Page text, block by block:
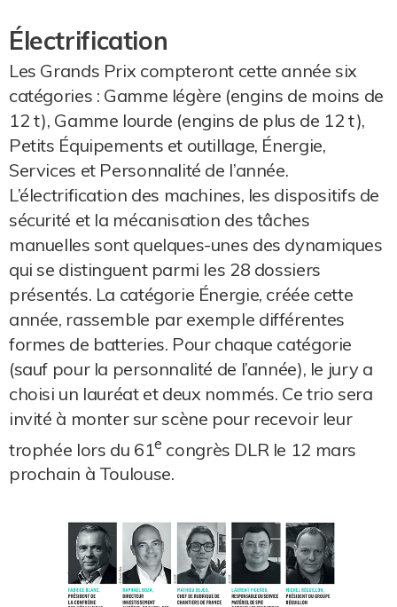
Électrification
Les Grands Prix compteront cette année six
catégories : Gamme légère (engins de moins de
12 t), Gamme lourde (engins de plus de 12 t),
Petits Équipements et outillage, Énergie,
Services et Personnalité de l’année.
L’électrification des machines, les dispositifs de
sécurité et la mécanisation des tâches
manuelles sont quelques-unes des dynamiques
qui se distinguent parmi les 28 dossiers
présentés. La catégorie Énergie, créée cette
année, rassemble par exemple différentes
formes de batteries. Pour chaque catégorie
(sauf pour la personnalité de l’année), le jury a
choisi un lauréat et deux nommés. Ce trio sera
invité à monter sur scène pour recevoir leur
trophée lors du 61e congrès DLR le 12 mars
prochain à Toulouse.